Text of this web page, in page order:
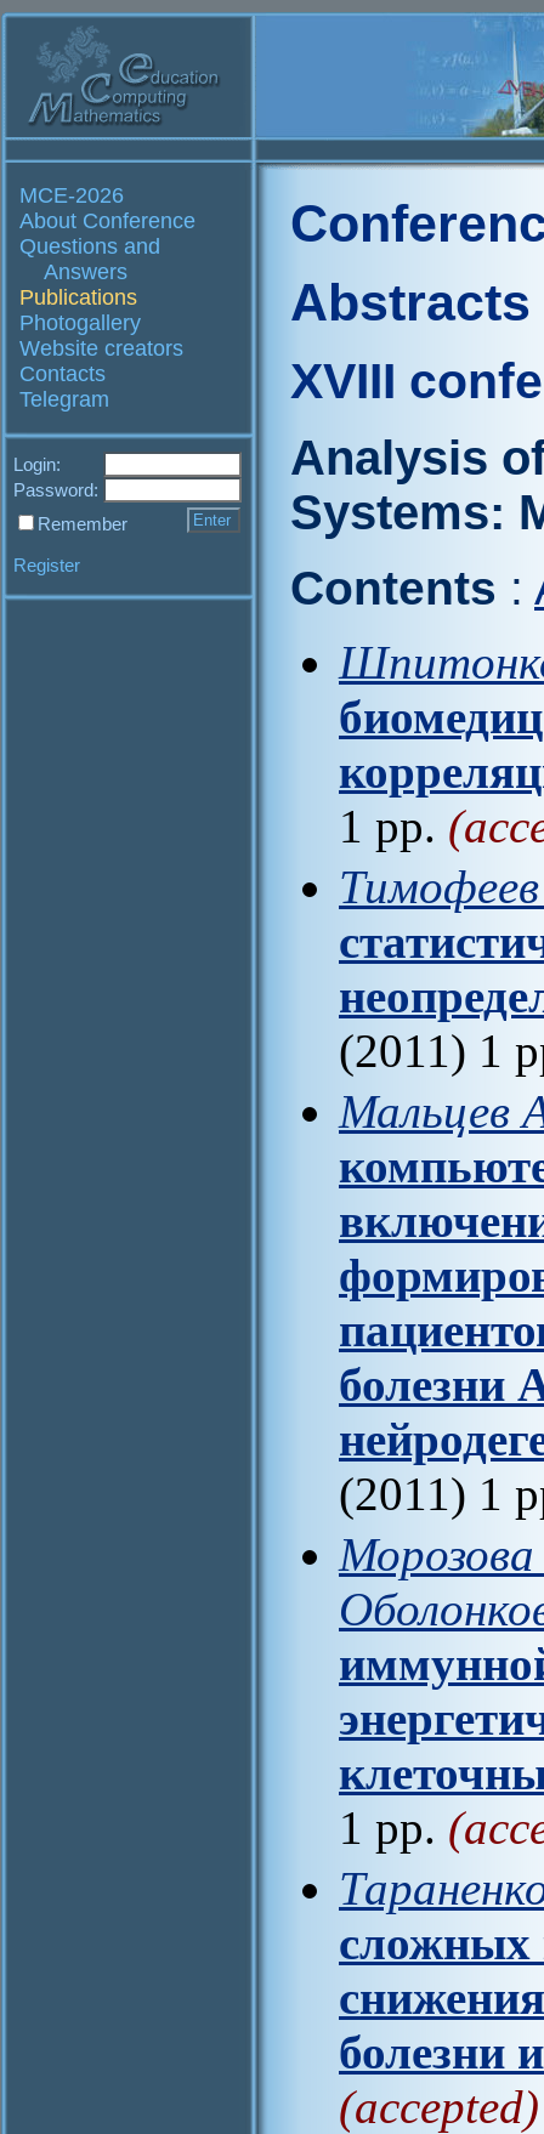
MCE-2026
About Conference
Questions and
Answers
Publications
Photogallery
Website creators
Contacts
Telegram
Login:
Password:
Remember
Register
Abstracts
XVIII
Analysis
Systems:
Contents :
1 pp.
(2011) 1
Мальцев
болезни
(2011) 1
1 pp.
сложных
болезни
(accepted)